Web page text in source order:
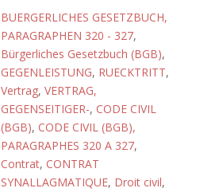
BUERGERLICHES GESETZBUCH,
PARAGRAPHEN 320 - 327,
Bürgerliches Gesetzbuch (BGB),
GEGENLEISTUNG, RUECKTRITT,
Vertrag, VERTRAG,
GEGENSEITIGER-, CODE CIVIL
(BGB), CODE CIVIL (BGB),
PARAGRAPHES 320 A 327,
Contrat, CONTRAT
SYNALLAGMATIQUE, Droit civil,